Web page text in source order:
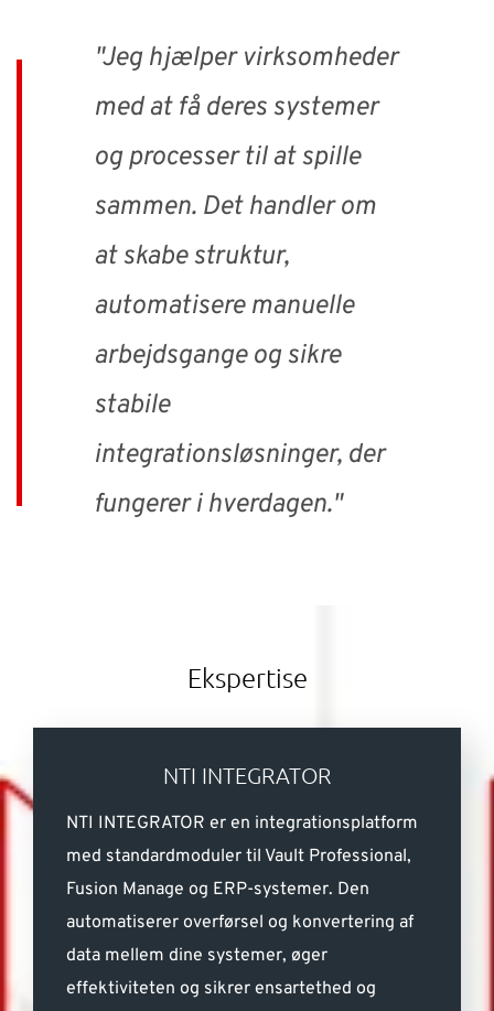
"Jeg hjælper virksomheder
med at få deres systemer
og processer til at spille
sammen. Det handler om
at skabe struktur,
automatisere manuelle
arbejdsgange og sikre
stabile
integrationsløsninger, der
fungerer i hverdagen."
Ekspertise
NTI INTEGRATOR
NTI INTEGRATOR er en integrationsplatform
med standardmoduler til Vault Professional,
Fusion Manage og ERP-systemer. Den
automatiserer overførsel og konvertering af
data mellem dine systemer, øger
effektiviteten og sikrer ensartethed og